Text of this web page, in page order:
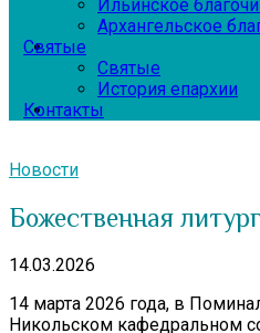
Ильинское
Архангельское
Святые
Святые
История епархии
Контакты
Новости
Божественная
14.03.2026
14 марта 2026 года, в
Никольском кафедральном